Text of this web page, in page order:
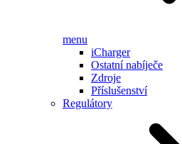
menu
iCharger
Ostatní nabíječe
Zdroje
Příslušenství
Regulátory